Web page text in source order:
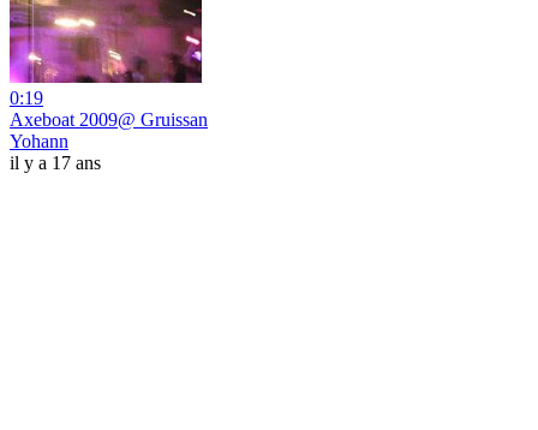
0:19
Axeboat 2009@ Gruissan
Yohann
il y a 17 ans